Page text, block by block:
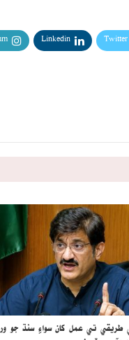
Twitter
Linkedin
طريقي تي عمل کان سواءِ سنڌ جو